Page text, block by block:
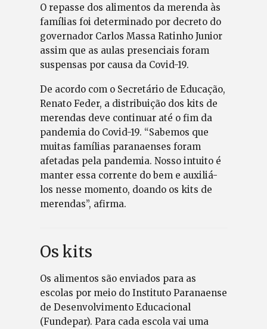
O repasse dos alimentos da merenda às
famílias foi determinado por decreto do
governador Carlos Massa Ratinho Junior
assim que as aulas presenciais foram
suspensas por causa da Covid-19.
De acordo com o Secretário de Educação,
Renato Feder, a distribuição dos kits de
merendas deve continuar até o fim da
pandemia do Covid-19. “Sabemos que
muitas famílias paranaenses foram
afetadas pela pandemia. Nosso intuito é
manter essa corrente do bem e auxiliá-
los nesse momento, doando os kits de
merendas”, afirma.
Os kits
Os alimentos são enviados para as
escolas por meio do Instituto Paranaense
de Desenvolvimento Educacional
(Fundepar). Para cada escola vai uma